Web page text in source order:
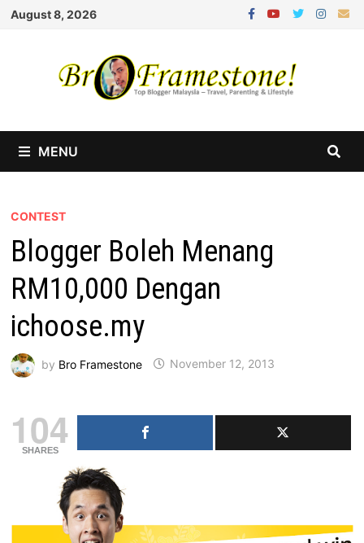
Skip
August 8, 2026
MENU
CONTEST
Blogger Boleh Menang
RM10,000 Dengan
ichoose.my
by Bro Framestone November 12, 2013
104
SHARES